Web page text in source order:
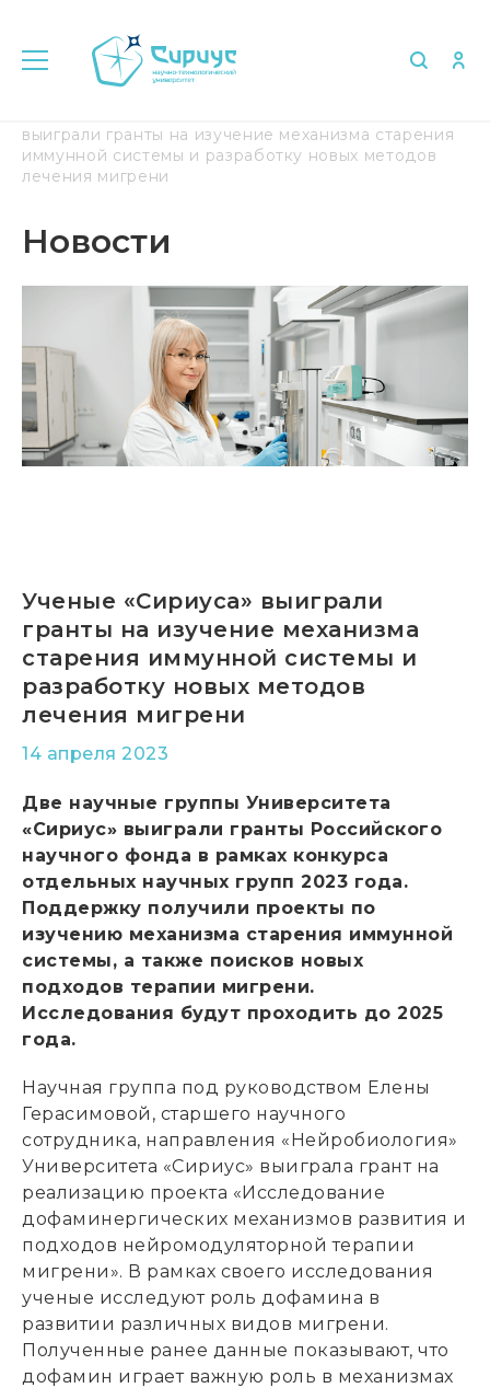
выиграли гранты на изучение механизма старения
иммунной системы и разработку новых методов
лечения мигрени
Новости
Ученые «Сириуса» выиграли
гранты на изучение механизма
старения иммунной системы и
разработку новых методов
лечения мигрени
14 апреля 2023
Две научные группы Университета
«Сириус» выиграли гранты Российского
научного фонда в рамках конкурса
отдельных научных групп 2023 года.
Поддержку получили проекты по
изучению механизма старения иммунной
системы, а также поисков новых
подходов терапии мигрени.
Исследования будут проходить до 2025
года.
Научная группа под руководством Елены
Герасимовой, старшего научного
сотрудника, направления «Нейробиология»
Университета «Сириус» выиграла грант на
реализацию проекта «Исследование
дофаминергических механизмов развития и
подходов нейромодуляторной терапии
мигрени». В рамках своего исследования
ученые исследуют роль дофамина в
развитии различных видов мигрени.
Полученные ранее данные показывают, что
дофамин играет важную роль в механизмах